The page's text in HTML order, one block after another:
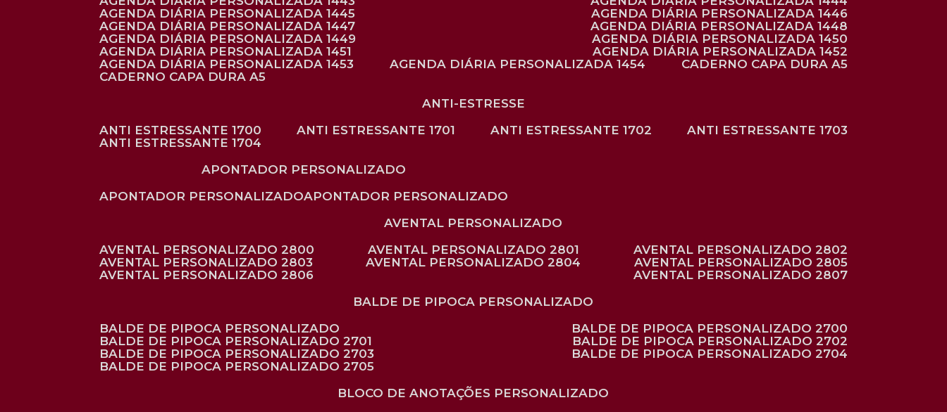
AGENDA DIÁRIA PERSONALIZADA 1445
AGENDA DIÁRIA PERSONALIZADA 1446
AGENDA DIÁRIA PERSONALIZADA 1447
AGENDA DIÁRIA PERSONALIZADA 1448
AGENDA DIÁRIA PERSONALIZADA 1449
AGENDA DIÁRIA PERSONALIZADA 1450
AGENDA DIÁRIA PERSONALIZADA 1451
AGENDA DIÁRIA PERSONALIZADA 1452
AGENDA DIÁRIA PERSONALIZADA 1453
AGENDA DIÁRIA PERSONALIZADA 1454
CADERNO CAPA DURA A5
CADERNO CAPA DURA A5
ANTI-ESTRESSE
ANTI ESTRESSANTE 1700
ANTI ESTRESSANTE 1701 ANTI ESTRESSANTE 1702
ANTI ESTRESSANTE 1703
ANTI ESTRESSANTE 1704
APONTADOR PERSONALIZADO
APONTADOR PERSONALIZADO
APONTADOR PERSONALIZADO
AVENTAL PERSONALIZADO
AVENTAL PERSONALIZADO 2800
AVENTAL PERSONALIZADO 2801
AVENTAL PERSONALIZADO 2802
AVENTAL PERSONALIZADO 2803
AVENTAL PERSONALIZADO 2804
AVENTAL PERSONALIZADO 2805
AVENTAL PERSONALIZADO 2806
AVENTAL PERSONALIZADO 2807
BALDE DE PIPOCA PERSONALIZADO
BALDE DE PIPOCA PERSONALIZADO
BALDE DE PIPOCA PERSONALIZADO 2700
BALDE DE PIPOCA PERSONALIZADO 2701
BALDE DE PIPOCA PERSONALIZADO 2702
BALDE DE PIPOCA PERSONALIZADO 2703
BALDE DE PIPOCA PERSONALIZADO 2704
BALDE DE PIPOCA PERSONALIZADO 2705
BLOCO DE ANOTAÇÕES PERSONALIZADO